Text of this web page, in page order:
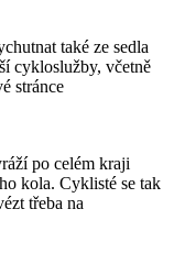
také ze sedla
cykloslužby, včetně
stránce
po celém kraji
kola. Cyklisté se tak
třeba na